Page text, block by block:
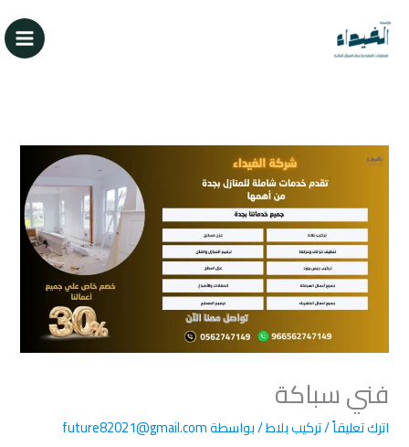
المحتوى
فني سباكة
اترك تعليقاً/تركيب بلاط/ بواسطةfuture82021@gmail.com